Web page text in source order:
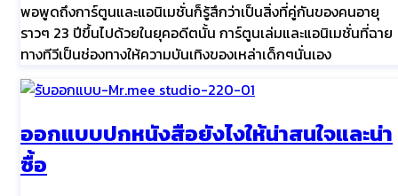
พอพูดถึงการ์ตูนและแอนิเมชั่นก็รู้สึกว่าเป็นสิ่งที่คู่กันของคนอายุ
ราวๆ 23 ปีขึ้นไปด้วยในยุคอดีตนั้น การ์ตูนเล่มและแอนิเมชั่นที่ฉาย
ทางทีวีเป็นช่องทางให้ความบันเทิงของเหล่าเด็กๆนั่นเอง
ออกแบบปกหนังสือยังไงให้น่าสนใจและน่า
ซื้อ